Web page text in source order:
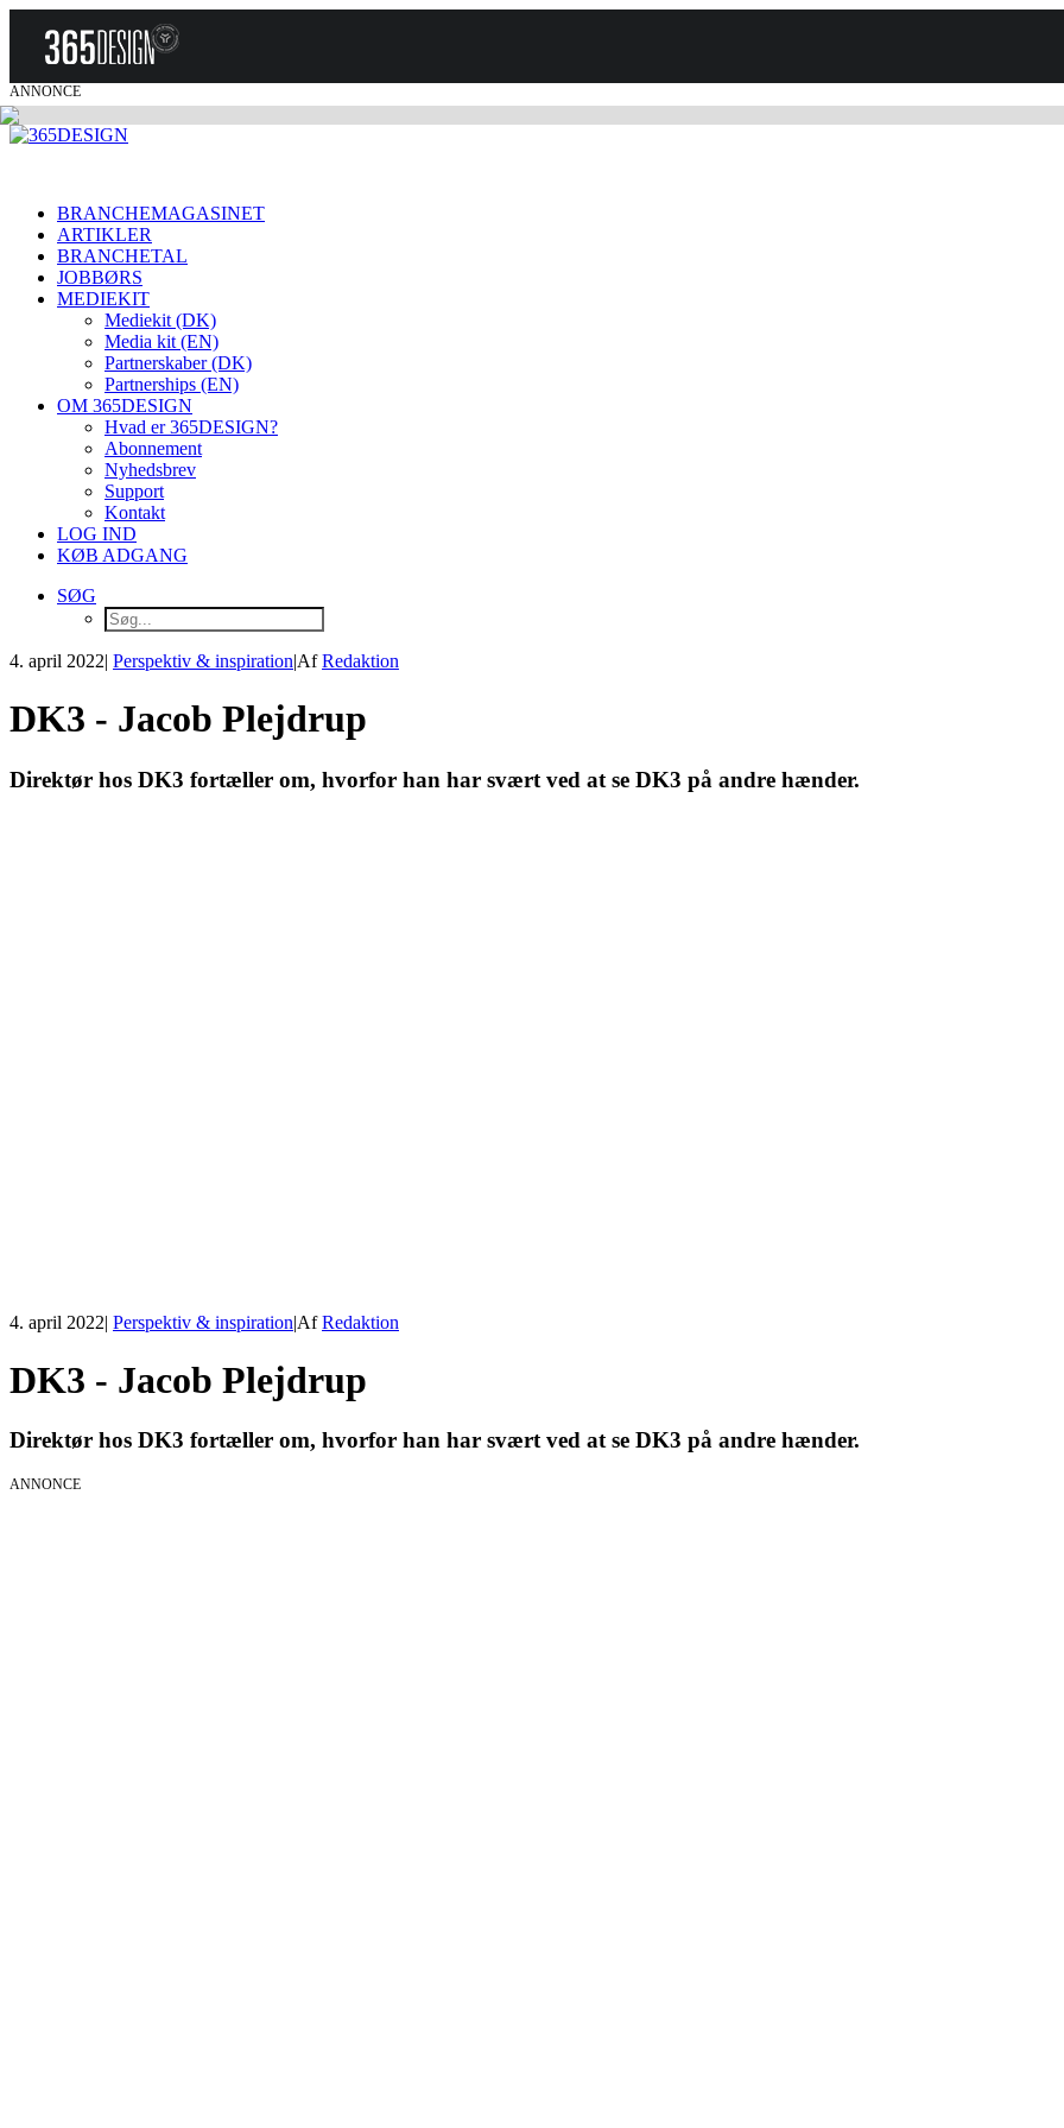
ANNONCE
BRANCHEMAGASINET
ARTIKLER
BRANCHETAL
JOBBØRS
MEDIEKIT
Mediekit (DK)
Media kit (EN)
Partnerskaber (DK)
Partnerships (EN)
OM 365DESIGN
Hvad er 365DESIGN?
Abonnement
Nyhedsbrev
Support
Kontakt
LOG IND
KØB ADGANG
SØG
4. april 2022| Perspektiv & inspiration|AfRedaktion
DK3 - Jacob Plejdrup
Direktør hos DK3 fortæller om, hvorfor han har svært ved at se DK3 på andre hænder.
4. april 2022| Perspektiv & inspiration|AfRedaktion
DK3 - Jacob Plejdrup
Direktør hos DK3 fortæller om, hvorfor han har svært ved at se DK3 på andre hænder.
ANNONCE